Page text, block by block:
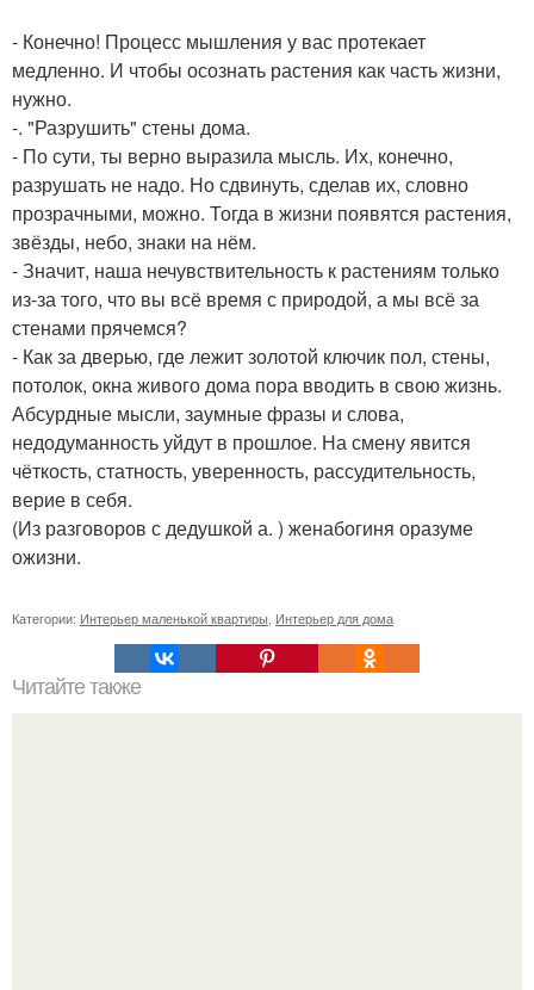
- Конечно! Процесс мышления у вас протекает
медленно. И чтобы осознать растения как часть жизни,
нужно.
-. "Разрушить" стены дома.
- По сути, ты верно выразила мысль. Их, конечно,
разрушать не надо. Но сдвинуть, сделав их, словно
прозрачными, можно. Тогда в жизни появятся растения,
звёзды, небо, знаки на нём.
- Значит, наша нечувствительность к растениям только
из-за того, что вы всё время с природой, а мы всё за
стенами прячемся?
- Как за дверью, где лежит золотой ключик пол, стены,
потолок, окна живого дома пора вводить в свою жизнь.
Абсурдные мысли, заумные фразы и слова,
недодуманность уйдут в прошлое. На смену явится
чёткость, статность, уверенность, рассудительность,
верие в себя.
(Из разговоров с дедушкой а. ) женабогиня оразуме
ожизни.
Категории: Интерьер маленькой квартиры, Интерьер для дома
Читайте также